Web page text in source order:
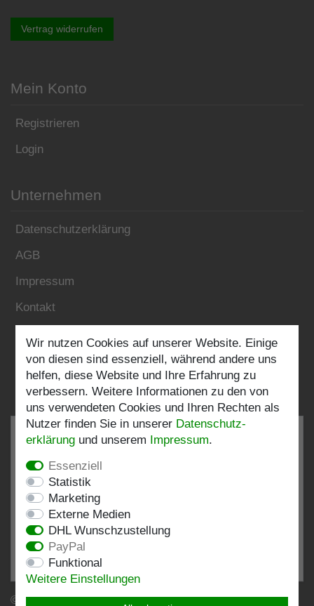
Vertrag widerrufen
Mein Konto
Registrieren
Login
Unternehmen
Datenschutzerklärung
AGB
Impressum
Kontakt
Folgen Sie uns:
bei: shopvote.de, Amazon
Bewertungsprofil bei SHOPVOTE.DE ansehen
Informationen zur Echtheit von Kundenbewertungen
© Copyright 2026 | Stockshop.de GmbH. Alle Rechte
Wir nutzen Cookies auf unserer Website. Einige
von diesen sind essenziell, während andere uns
helfen, diese Website und Ihre Erfahrung zu
verbessern. Weitere Informationen zu den von
uns verwendeten Cookies und Ihren Rechten als
Nutzer finden Sie in unserer Daten­schutz­
erklärung und unserem Impressum.
Essenziell
Statistik
Marketing
Externe Medien
DHL Wunschzustellung
PayPal
Funktional
Weitere Einstellungen